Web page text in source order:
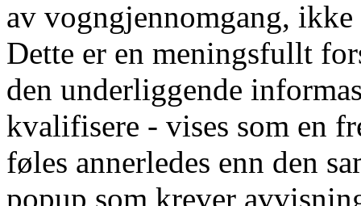
av vogngjennomgang,
Dette er en meningsfullt
den underliggende
kvalifisere - vises som en
føles annerledes enn den
popup som krever